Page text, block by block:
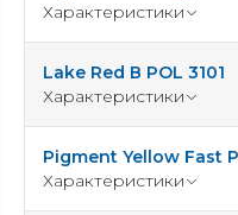
Характеристики
Lake Red В POL 3101
Характеристики
Pigment Yellow Fast
Характеристики